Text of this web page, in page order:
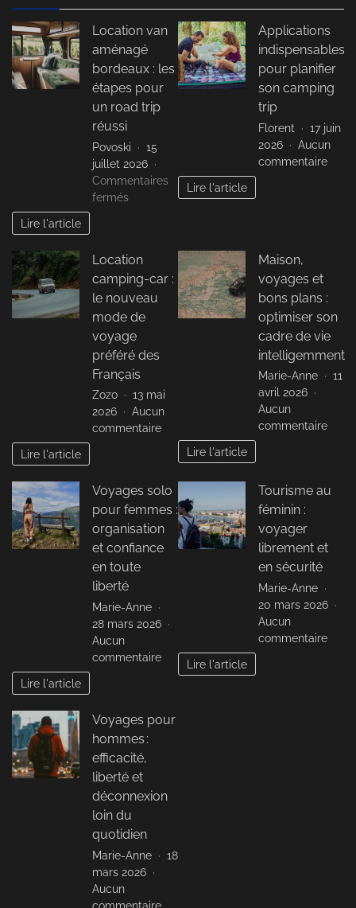
Location van
aménagé
bordeaux : les
étapes pour
un road trip
réussi
Povoski
15
juillet 2026
Commentaires
fermés
bordeaux
:
les
étapes
un
road
trip
réussi
Lire l'article
Applications
indispensables
pour planifier
son camping
trip
Florent
17 juin
2026
Aucun
commentairesur
Lire l'article
Location
camping-car :
le nouveau
mode de
voyage
préféré des
Français
Zozo
13 mai
2026
Aucun
commentairesur
Location
camping-
:
le
nouveau
mode
Français
Lire l'article
Maison,
voyages et
bons plans :
optimiser son
cadre de vie
intelligemment
Marie-Anne
11
avril 2026
Aucun
commentairesur
bons
vie
Lire l'article
Voyages solo
pour femmes :
organisation
et confiance
en toute
liberté
Marie-Anne
28 mars 2026
Aucun
commentairesur
Voyages
femmes
Lire l'article
Tourisme au
féminin :
voyager
librement et
en sécurité
Marie-Anne
20 mars 2026
Aucun
commentairesur
Lire l'article
Voyages pour
hommes :
efficacité,
liberté et
déconnexion
loin du
quotidien
Marie-Anne
18
mars 2026
Aucun
commentairesur